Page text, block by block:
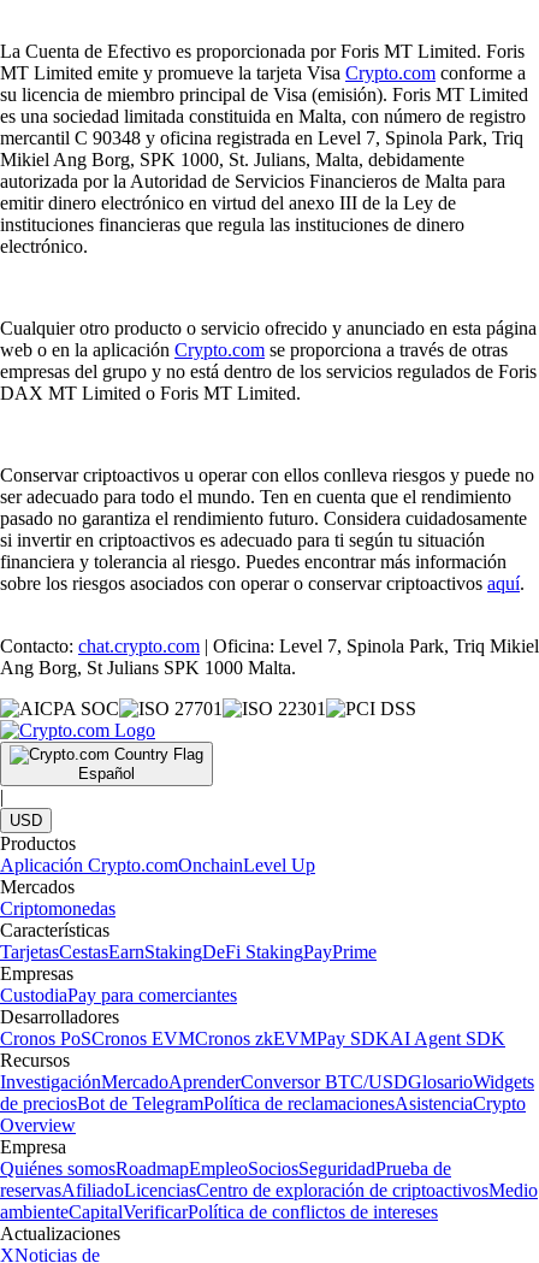
La Cuenta de Efectivo es proporcionada por Foris MT Limited. Foris
MT Limited emite y promueve la tarjeta Visa Crypto.com conforme a
su licencia de miembro principal de Visa (emisión). Foris MT Limited
es una sociedad limitada constituida en Malta, con número de registro
mercantil C 90348 y oficina registrada en Level 7, Spinola Park, Triq
Mikiel Ang Borg, SPK 1000, St. Julians, Malta, debidamente
autorizada por la Autoridad de Servicios Financieros de Malta para
emitir dinero electrónico en virtud del anexo III de la Ley de
instituciones financieras que regula las instituciones de dinero
electrónico.
Cualquier otro producto o servicio ofrecido y anunciado en esta página
web o en la aplicación Crypto.com se proporciona a través de otras
empresas del grupo y no está dentro de los servicios regulados de Foris
DAX MT Limited o Foris MT Limited.
Conservar criptoactivos u operar con ellos conlleva riesgos y puede no
ser adecuado para todo el mundo. Ten en cuenta que el rendimiento
pasado no garantiza el rendimiento futuro. Considera cuidadosamente
si invertir en criptoactivos es adecuado para ti según tu situación
financiera y tolerancia al riesgo. Puedes encontrar más información
sobre los riesgos asociados con operar o conservar criptoactivos aquí.
Contacto: chat.crypto.com | Oficina: Level 7, Spinola Park, Triq Mikiel
Ang Borg, St Julians SPK 1000 Malta.
Español
|
USD
Productos
Aplicación Crypto.comOnchainLevel Up
Mercados
Criptomonedas
Características
TarjetasCestasEarnStakingDeFi StakingPayPrime
Empresas
CustodiaPay para comerciantes
Desarrolladores
Cronos PoSCronos EVMCronos zkEVMPay SDKAI Agent SDK
Recursos
InvestigaciónMercadoAprenderConversor BTC/USDGlosarioWidgets
de preciosBot de TelegramPolítica de reclamacionesAsistenciaCrypto
Overview
Empresa
Quiénes somosRoadmapEmpleoSociosSeguridadPrueba de
reservasAfiliadoLicenciasCentro de exploración de criptoactivosMedio
ambienteCapitalVerificarPolítica de conflictos de intereses
Actualizaciones
XNoticias de